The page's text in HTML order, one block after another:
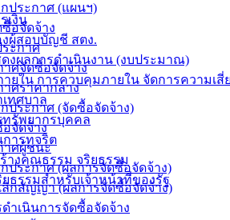
กประกาศ (แผนฯ)
อจัดจ้าง
ระกาศ
าศจัดซื้อจัดจ้าง
าศราคากลาง
กประกาศ (จัดซื้อจัดจ้าง)
จัดจ้าง
าศผู้ชนะ
กประกาศ (ผลการจัดซื้อจัดจ้าง)
ลิกสัญญา (ผลการจัดซื้อจัดจ้าง)
ำเนินการจัดซื้อจัดจ้าง
เงิน
งผู้สอบบัญชี สตง.
งผลการดำเนินงาน (งบประมาณ)
ยใน การควบคุมภายใน จัดการความเสี่
ทศบาล
ทรัพยากรบุคคล
การทุจริต
างคุณธรรม จริยธรรม
ธรรมสำหรับเจ้าหน้าที่ของรัฐ